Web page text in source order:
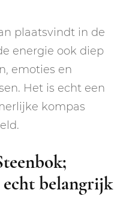
plaatsvindt in de
energie ook diep
emoties en
Het is echt een
kompas
belangrijk